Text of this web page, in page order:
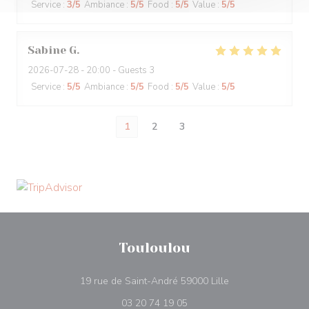
Service : 3/5 Ambiance : 5/5 Food : 5/5 Value : 5/5
Sabine G
2026-07-28 - 20:00 - Guests 3
Service : 5/5 Ambiance : 5/5 Food : 5/5 Value : 5/5
1 2 3
Touloulou
19 rue de Saint-André 59000 Lille
03 20 74 19 05